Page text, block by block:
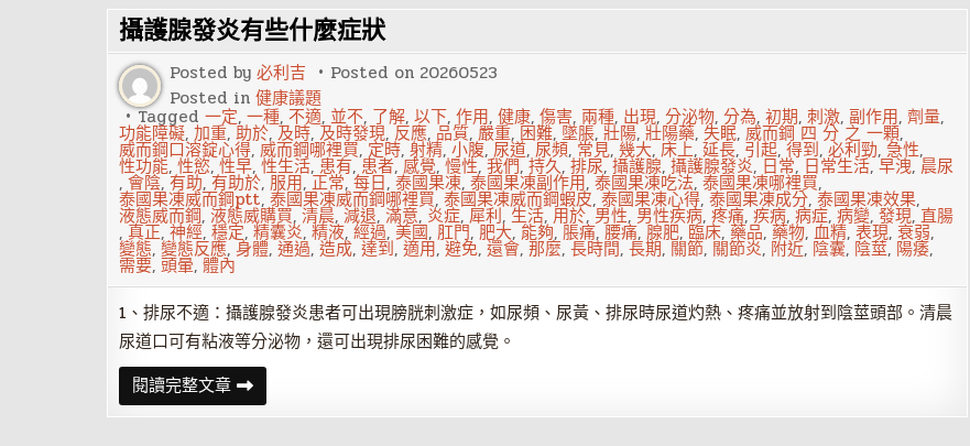
出
現
什
麼
症
狀
吃
藥
效
果
怎
麼
樣
攝護腺發炎有些什麼症狀
Posted by 必利吉 Posted on 20260523
Posted in 健康議題
Tagged 一定, 一種, 不適, 並不, 了解, 以下, 作用, 健康, 傷害, 兩種, 出現, 分泌物, 分為, 初期, 刺激, 副作用, 劑量,
功能障礙, 加重,助於,及時,及時發現,反應, 品質,嚴重,困難,墜脹,壯陽,壯陽藥,失眠,威而鋼 四 分 之 一顆,
威而鋼口溶錠心得,威而鋼哪裡買,定時,射精,小腹,尿道,尿頻, 常見, 幾大, 床上, 延長, 引起,得到,必利勁, 急性,
性功能, 性慾,性早,性生活,患有,患者,感覺,慢性,我們,持久,排尿,攝護腺,攝護腺發炎,日常, 日常生活,早洩,晨尿
,會陰,有助,有助於,服用,正常,每日,泰國果凍,泰國果凍副作用,泰國果凍吃法,泰國果凍哪裡買,
泰國果凍威而鋼ptt, 泰國果凍威而鋼哪裡買, 泰國果凍威而鋼蝦皮,泰國果凍心得,泰國果凍成分,泰國果凍效果,
液態威而鋼,液態威購買,清晨,減退,滿意, 炎症, 犀利,生活,用於,男性,男性疾病, 疼痛,疾病,病症,病變,發現,直腸
,真正,神經, 穩定,精囊炎,精液,經過,美國, 肛門,肥大, 能夠,脹痛,腰痛,腺肥,臨床,藥品,藥物,血精,表現,衰弱,
變態, 變態反應,身體,通過,造成, 達到,適用,避免,還會,那麼,長時間,長期,關節, 關節炎, 附近, 陰囊, 陰莖, 陽痿,
需要, 頭暈,體內
1、排尿不適：攝護腺發炎患者可出現膀胱刺激症，如尿頻、尿黃、排尿時尿道灼熱、疼痛並放射到陰莖頭部。清晨
尿道口可有粘液等分泌物，還可出現排尿困難的感覺。
閱讀完整文章攝
護
腺